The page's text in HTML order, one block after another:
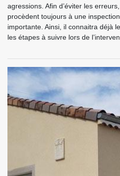
agressions. Afin d’éviter les
procèdent toujours à une
importante. Ainsi, il connaitra déjà
les étapes à suivre lors de